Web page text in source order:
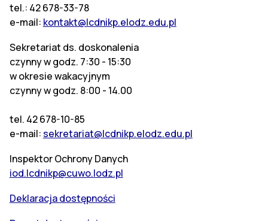
tel.: 42 678-33-78
e-mail: kontakt@lcdnikp.elodz.edu.pl
Sekretariat ds. doskonalenia
czynny w godz. 7:30 - 15:30
w okresie wakacyjnym
czynny w godz. 8:00 - 14.00
tel. 42 678-10-85
e-mail:sekretariat@lcdnikp.elodz.edu.pl
Inspektor Ochrony Danych
iod.lcdnikp@cuwo.lodz.pl
Deklaracja dostępności